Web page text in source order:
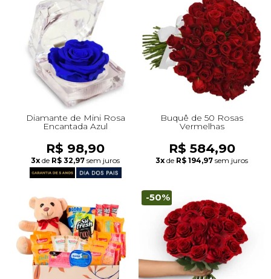
Diamante de Mini Rosa
Encantada Azul
R$ 98,90
3x de R$ 32,97 sem juros
Buquê de 50 Rosas
Vermelhas
R$ 584,90
3x de R$ 194,97 sem juros
-50%